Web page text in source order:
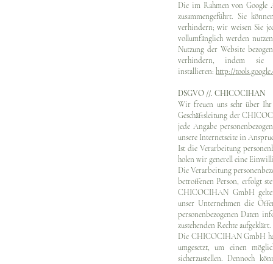
Die im Rahmen von Google
zusammengeführt. Sie
verhindern; wir weisen Sie
vollumfänglich werden
Nutzung der Website
verhindern, indem sie
installieren: http://
DSGVO //. CHICOCIHAN
Wir freuen uns sehr über Ihr
Geschäftsleitung der
jede Angabe
unsere Internetseite in
Ist die Verarbeitung
holen wir generell eine
Die Verarbeitung
betroffenen Person, erfolgt
CHICOCIHAN GmbH
unser Unternehmen die
personenbezogenen Daten
zustehenden Rechte aufgeklärt.
Die CHICOCIHAN GmbH
umgesetzt, um einen
sicherzustellen. Dennoch